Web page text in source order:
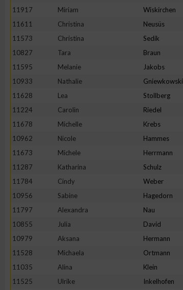
11917
Miriam Wiskirchen
11611
Christina Neusüs
11573
Christina Sedik
10827
Tara Braun
11595
Melanie Jakobs
10933
Nathalie Gniewkowski
11628
Lea Stollberg
11224
Carolin Riedel
11678
Michelle Krebs
10962
Nicole Hammes
11673
Michele Herrmann
11287
Katharina Schulz
11784
Cindy Weber
10956
Sabine Hagedorn
11797
Alexandra Nau
10855
Julia David
10979
Aksana Hermann
11528
Michaela Ortmann
11035
Alina Klein
11525
Ulrike Inkelhofen